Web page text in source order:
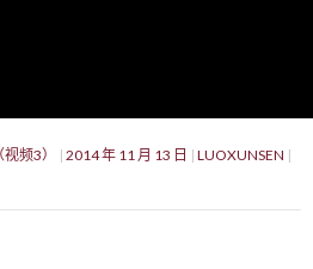
频3） 2014 年 11 月 13 日
LUOXUNSEN